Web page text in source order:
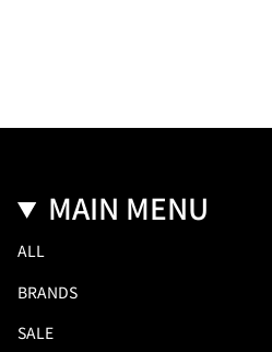
MAIN MENU
ALL
BRANDS
SALE